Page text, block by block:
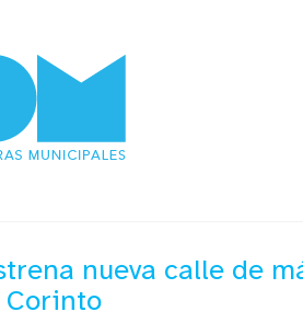
nueva calle de
Corinto